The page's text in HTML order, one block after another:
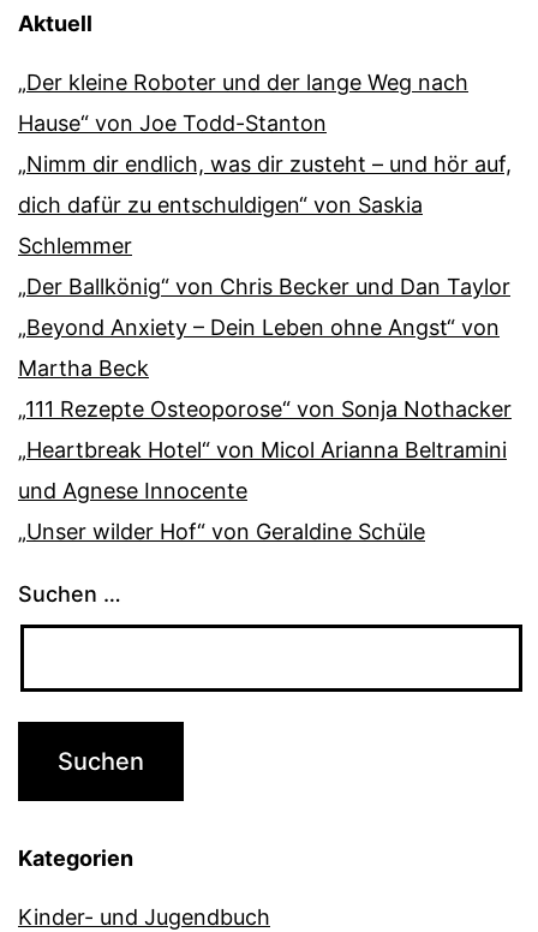
Aktuell
„Der kleine Roboter und der lange Weg nach
Hause“ von Joe Todd-Stanton
„Nimm dir endlich, was dir zusteht – und hör auf,
dich dafür zu entschuldigen“ von Saskia
Schlemmer
„Der Ballkönig“ von Chris Becker und Dan Taylor
„Beyond Anxiety – Dein Leben ohne Angst“ von
Martha Beck
„111 Rezepte Osteoporose“ von Sonja Nothacker
„Heartbreak Hotel“ von Micol Arianna Beltramini
und Agnese Innocente
„Unser wilder Hof“ von Geraldine Schüle
Suchen …
Kategorien
Kinder- und Jugendbuch